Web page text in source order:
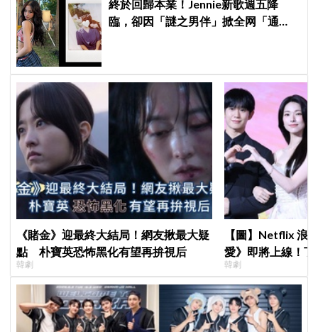
終於回歸本業！Jennie新歌週五降
臨，卻因「謎之男伴」掀全网「通
《賭金》迎最終大結局！網友揪最大疑
點 朴寶英恐怖黑化有望再拚視后
韓劇
【圖】Netflix 浪
愛》即將上線！
製作發表會，甜
韓劇